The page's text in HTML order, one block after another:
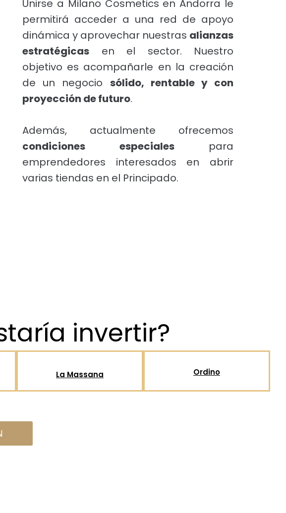
Unirse a Milano Cosmetics en Andorra le
permitirá acceder a una red de apoyo
dinámica y aprovechar nuestras alianzas
estratégicas en el sector. Nuestro
objetivo es acompañarle en la creación
de un negocio sólido, rentable y con
proyección de futuro.
Además, actualmente ofrecemos
condiciones especialespara
emprendedores interesados en abrir
varias tiendas en el Principado.
invertir?
La Massana Ordino